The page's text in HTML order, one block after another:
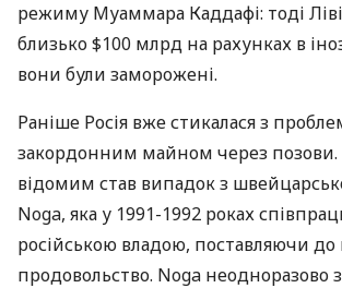
режиму Муаммара Каддафі: тоді
близько $100 млрд на рахунках в
вони були заморожені.
Раніше Росія вже стикалася з
закордонним майном через позови.
відомим став випадок з
Noga, яка у 1991-1992 роках
російською владою, поставляючи до
продовольство. Noga неодноразово